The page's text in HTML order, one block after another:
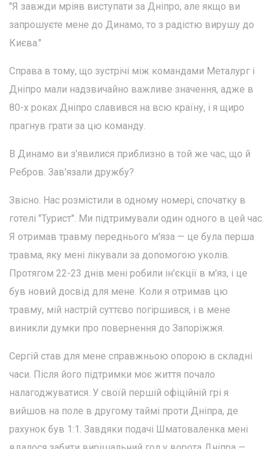
"Я завжди мріяв виступати за Дніпро, але якщо ви
запрошуєте мене до Динамо, то з радістю вирушу до
Києва."
Справа в тому, що зустрічі між командами Металург і
Дніпро мали надзвичайно важливе значення, адже в
80-х роках Дніпро славився на всю країну, і я щиро
прагнув грати за цю команду.
В Динамо ви з'явилися приблизно в той же час, що й
Ребров. Зав'язали дружбу?
Звісно. Нас розмістили в одному номері, спочатку в
готелі "Турист". Ми підтримували один одного в цей час.
Я отримав травму переднього м'яза — це була перша
травма, яку мені лікували за допомогою уколів.
Протягом 22-23 днів мені робили ін'єкції в м'яз, і це
був новий досвід для мене. Коли я отримав цю
травму, мій настрій суттєво погіршився, і в мене
виникли думки про повернення до Запоріжжя.
Сергій став для мене справжньою опорою в складні
часи. Після його підтримки моє життя почало
налагоджуватися. У своїй першій офіційній грі я
вийшов на поле в другому таймі проти Дніпра, де
рахунок був 1:1. Завдяки подачі Шматоваленка мені